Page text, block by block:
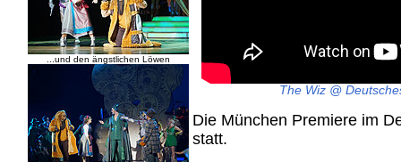
...und den ängstlichen Löwen
The Wiz @
Die München Premiere im
statt.